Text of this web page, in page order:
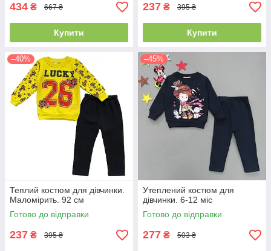
434 ₴ 667 ₴
Купити
237 ₴ 395 ₴
Купити
–40%
Теплий костюм для дівчинки.
Маломірить. 92 см
Готово до відправки
237 ₴ 395 ₴
–45%
Утеплений костюм для
дівчинки. 6-12 міс
Готово до відправки
277 ₴ 503 ₴